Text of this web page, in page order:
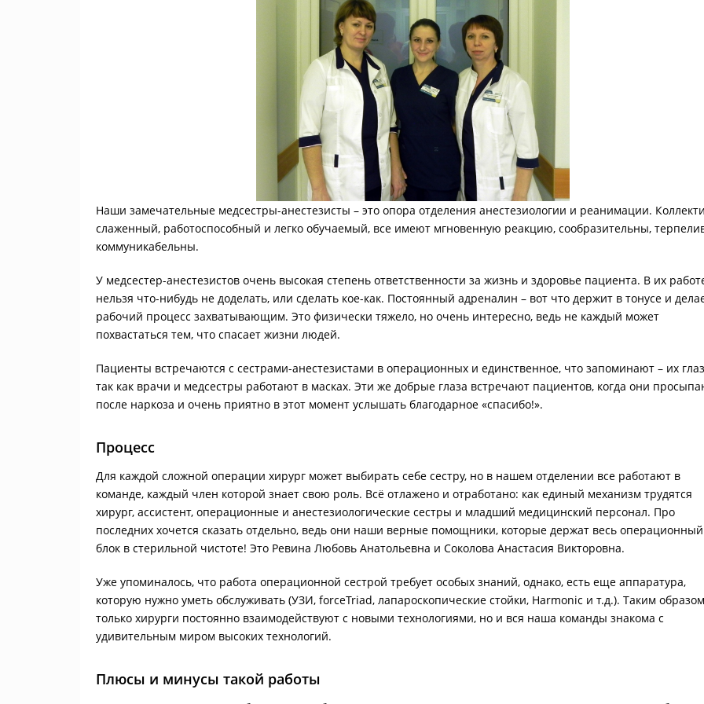
Наши замечательные медсестры-анестезисты – это опора отделения анестезиологии и реанимации.
слаженный, работоспособный и легко обучаемый, все имеют мгновенную реакцию, сообразительны,
коммуникабельны.
У медсестер-анестезистов очень высокая степень ответственности за жизнь и здоровье пациента. В их
нельзя что-нибудь не доделать, или сделать кое-как. Постоянный адреналин – вот что держит в тонусе и
рабочий процесс захватывающим. Это физически тяжело, но очень интересно, ведь не каждый может
похвастаться тем, что спасает жизни людей.
Пациенты встречаются с сестрами-анестезистами в операционных и единственное, что запоминают – их
так как врачи и медсестры работают в масках. Эти же добрые глаза встречают пациентов, когда они
после наркоза и очень приятно в этот момент услышать благодарное «спасибо!».
Процесс
Для каждой сложной операции хирург может выбирать себе сестру, но в нашем отделении все работают в
команде, каждый член которой знает свою роль. Всё отлажено и отработано: как единый механизм трудятся
хирург, ассистент, операционные и анестезиологические сестры и младший медицинский персонал. Про
последних хочется сказать отдельно, ведь они наши верные помощники, которые держат весь операционный
блок в стерильной чистоте! Это Ревина Любовь Анатольевна и Соколова Анастасия Викторовна.
Уже упоминалось, что работа операционной сестрой требует особых знаний, однако, есть еще аппаратура,
которую нужно уметь обслуживать (УЗИ, forceTriad, лапароскопические стойки, Harmonic и т.д.). Таким
только хирурги постоянно взаимодействуют с новыми технологиями, но и вся наша команды знакома с
удивительным миром высоких технологий.
Плюсы и минусы такой работы